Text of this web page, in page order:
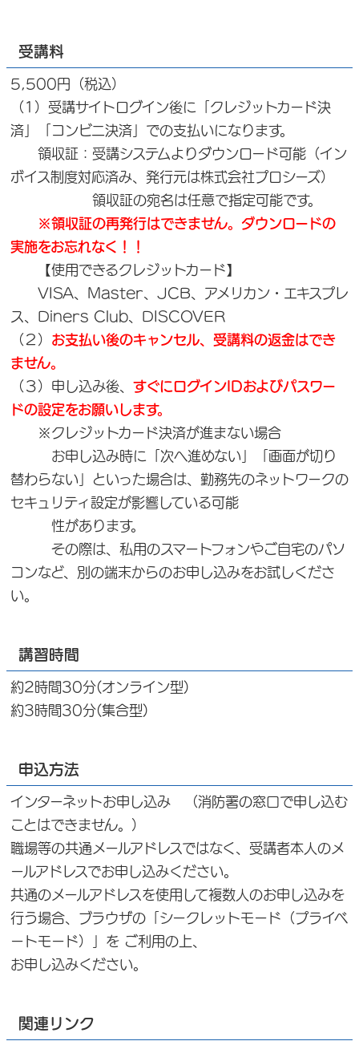
受講料
5,500円（税込）
（1）受講サイトログイン後に「クレジットカード決
済」「コンビニ決済」での支払いになります。
領収証：受講システムよりダウンロード可能（イン
ボイス制度対応済み、発行元は株式会社プロシーズ）
領収証の宛名は任意で指定可能です。
※領収証の再発行はできません。ダウンロードの
実施をお忘れなく！！
【使用できるクレジットカード】
VISA、Master、JCB、アメリカン・エキスプレ
ス、Diners Club、DISCOVER
（２） お支払い後のキャンセル、受講料の返金はでき
ません。
（３）申し込み後、 すぐにログインIDおよびパスワー
ドの設定をお願いします。
※クレジットカード決済が進まない場合
お申し込み時に「次へ進めない」「画面が切り
替わらない」といった場合は、勤務先のネットワークの
セキュリティ設定が影響している可能
性があります。
その際は、私用のスマートフォンやご自宅のパソ
コンなど、別の端末からのお申し込みをお試しくださ
い。
講習時間
約2時間30分(オンライン型)
約3時間30分(集合型)
申込方法
インターネットお申し込み （消防署の窓口で申し込む
ことはできません。）
職場等の共通メールアドレスではなく、受講者本人のメ
ールアドレスでお申し込みください。
共通のメールアドレスを使用して複数人のお申し込みを
行う場合、ブラウザの「シークレットモード（プライベ
ートモード）」を ご利用の上、
お申し込みください。
関連リンク